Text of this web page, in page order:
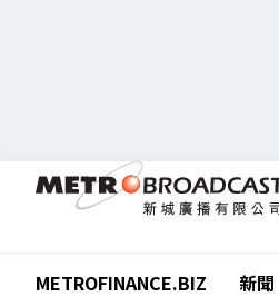
METROFINANCE.BIZ 新聞